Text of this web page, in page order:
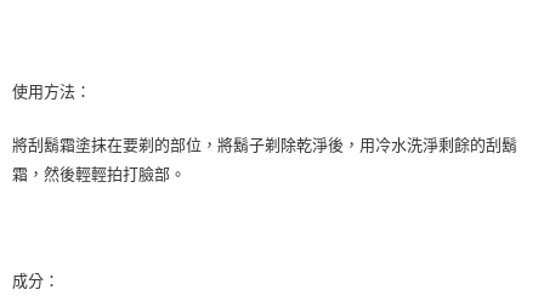
每筆NT$250，滿NT$3,000(含以上)免運費
付款後門市自取
免運費
使用方法：
將刮鬍霜塗抹在要剃的部位，將鬍子剃除乾淨後，用冷水洗淨剩餘的刮鬍
霜，然後輕輕拍打臉部。
成分：